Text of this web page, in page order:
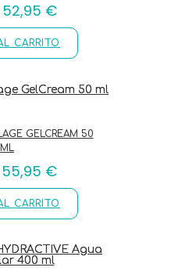
52,95 €
CARRITO
GELCREAM 50
ML
55,95 €
CARRITO